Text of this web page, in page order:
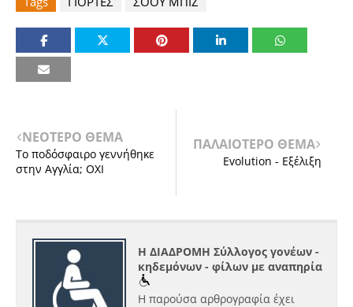
ΝΕΟΤΕΡΟ ΘΕΜΑ
Το ποδόσφαιρο γεννήθηκε
στην Αγγλία; ΟΧΙ
ΠΑΛΑΙΟΤΕΡΟ ΘΕΜΑ
Evolution - Εξέλιξη
Η ΔΙΑΔΡΟΜΗ Σύλλογος γονέων -
κηδεμόνων - φίλων με αναπηρία
Η παρούσα αρθρογραφία έχει